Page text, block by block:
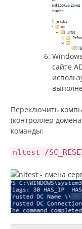
сайте
Переключить
(контроллер
команды:
nltest /